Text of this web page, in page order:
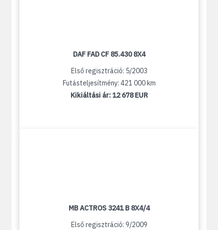
DAF FAD CF 85.430 8X4
Első regisztráció: 5/2003
Futásteljesítmény: 421 000 km
Kikiáltási ár:12 678 EUR
MB ACTROS 3241 B 8X4/4
Első regisztráció: 9/2009